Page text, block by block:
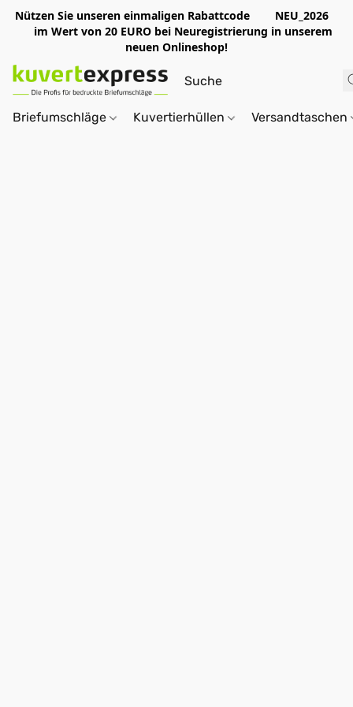
Nützen Sie unseren einmaligen Rabattcode NEU_2026
im Wert von 20 EURO bei Neuregistrierung in unserem
neuen Onlineshop!
Briefumschläge Kuvertierhüllen Versandtaschen